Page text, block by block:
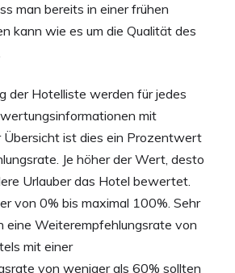
man bereits in einer frühen
kann wie es um die Qualität des
der Hotelliste werden für jedes
mit
Übersicht ist dies ein Prozentwert
Je höher der Wert, desto
Urlauber das Hotel bewertet.
von 0% bis maximal 100%. Sehr
eine Weiterempfehlungsrate von
mit einer
von weniger als 60% sollten